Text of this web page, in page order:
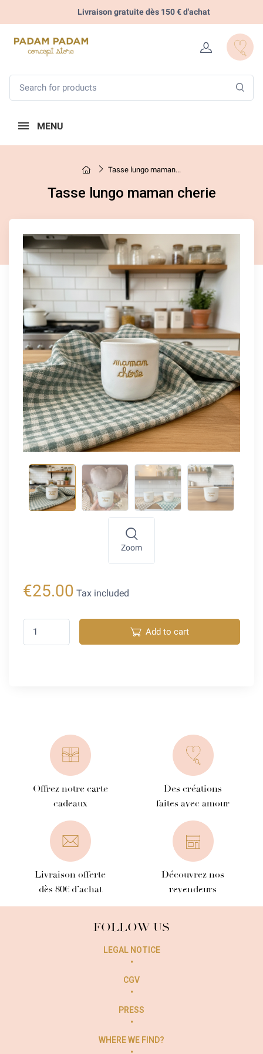
Livraison gratuite dès 150 € d'achat
MENU
Tasse lungo maman...
Tasse lungo maman cherie
Zoom
€25.00 Tax included
Add to cart
Offrez notre carte
cadeaux
Des créations
faites avec amour
Livraison offerte
dès 80€ d’achat
Découvrez nos
revendeurs
FOLLOW US
LEGAL NOTICE
CGV
PRESS
WHERE WE FIND?